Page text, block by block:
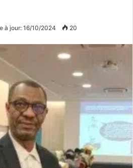
à jour: 16/10/2024 20